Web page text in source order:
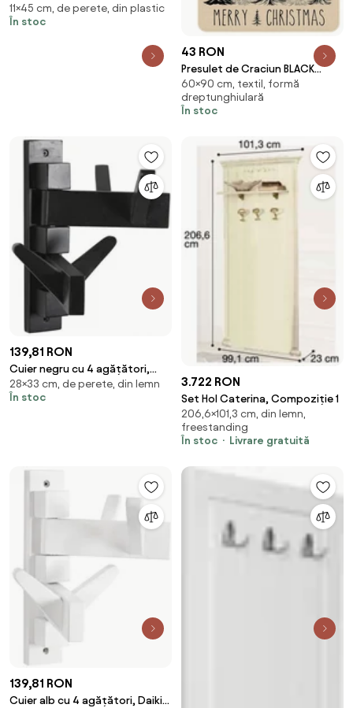
45,5x11 cm, gri-negru
11×45 cm, de perete, din plastic
În stoc
43 RON
Presulet de Craciun BLACK
FOREST 60x90 cm, bej
60×90 cm, textil, formă
dreptunghiulară
În stoc
139,81 RON
Cuier negru cu 4 agățători,
Daiki Yes
28×33 cm, de perete, din lemn
În stoc
3.722 RON
Set Hol Caterina, Compoziție 1
206,6×101,3 cm, din lemn,
freestanding
În stoc
Livrare gratuită
139,81 RON
Cuier alb cu 4 agățători, Daiki